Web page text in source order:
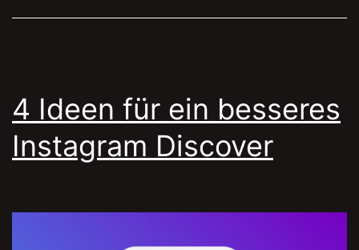
4 Ideen für ein besseres
Instagram Discover